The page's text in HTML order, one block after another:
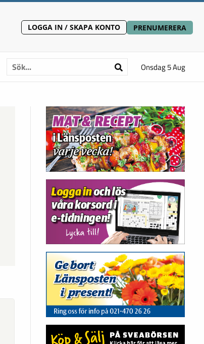
LOGGA IN / SKAPA KONTO PRENUMERERA
Onsdag 5 Aug